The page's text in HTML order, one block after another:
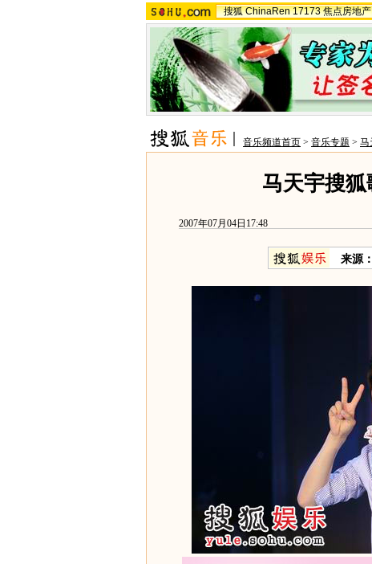
搜狐 ChinaRen 17173 焦点房地产
音乐频道首页 > 音乐专题 > 马
马天宇搜狐
2007年07月04日17:48
来源